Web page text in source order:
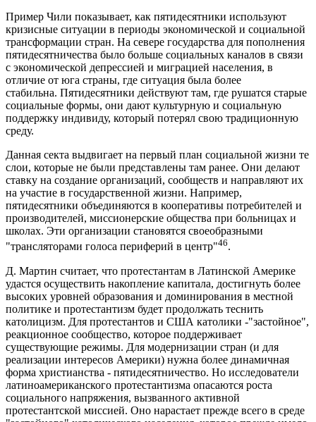
Пример Чили показывает, как пятидесятники используют
кризисные ситуации в периоды экономической и социальной
трансформации стран. На севере государства для пополнения
пятидесятничества было больше социальных каналов в связи
с экономической депрессией и миграцией населения, в
отличие от юга страны, где ситуация была более
стабильна. Пятидесятники действуют там, где рушатся старые
социальные формы, они дают культурную и социальную
поддержку индивиду, который потерял свою традиционную
среду.
Данная секта выдвигает на первый план социальной жизни те
слои, которые не были представлены там ранее. Они делают
ставку на создание организаций, сообществ и направляют их
на участие в государственной жизни. Например,
пятидесятники объединяются в кооперативы потребителей и
производителей, миссионерские общества при больницах и
школах. Эти организации становятся своеобразными
"трансляторами голоса периферий в центр"46.
Д. Мартин считает, что протестантам в Латинской Америке
удастся осуществить накопление капитала, достигнуть более
высоких уровней образования и доминирования в местной
политике и протестантизм будет продолжать теснить
католицизм. Для протестантов и США католики -"застойное",
реакционное сообщество, которое поддерживает
существующие режимы. Для модернизации стран (и для
реализации интересов Америки) нужна более динамичная
форма христианства - пятидесятничество. Но исследователи
латиноамериканского протестантизма опасаются роста
социального напряжения, вызванного активной
протестантской миссией. Оно нарастает прежде всего в среде